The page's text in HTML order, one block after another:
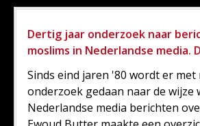
Dertig jaar onderzoek naar
moslims in Nederlandse media.
Sinds eind jaren '80 wordt er
onderzoek gedaan naar de wijze
Nederlandse media berichten